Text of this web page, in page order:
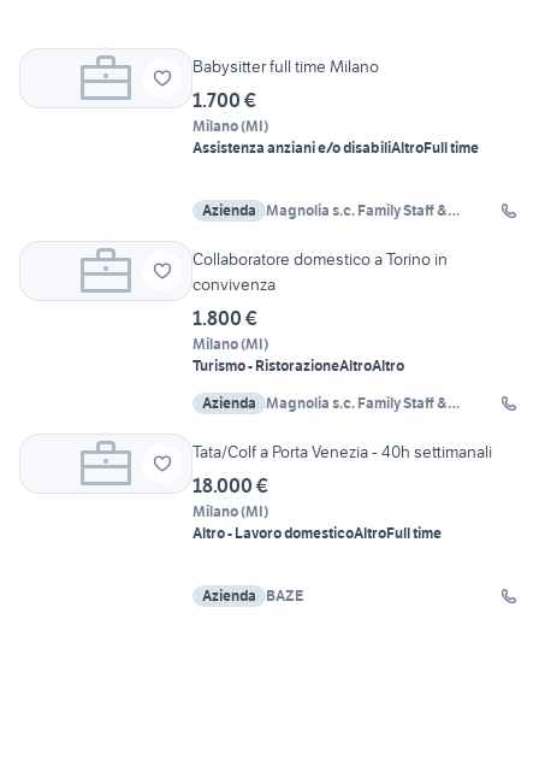
Babysitter full time Milano
1.700 €
Milano(MI)
Assistenza anziani e/o disabiliAltroFull time
Azienda Magnolia s.c. Family Staff &
Collaboratore domestico a Torino in
convivenza
1.800 €
Milano(MI)
Turismo - RistorazioneAltroAltro
Azienda Magnolia s.c. Family Staff &
Tata/Colf a Porta Venezia - 40h settimanali
18.000 €
Milano(MI)
Altro - Lavoro domesticoAltroFull time
Azienda BAZE